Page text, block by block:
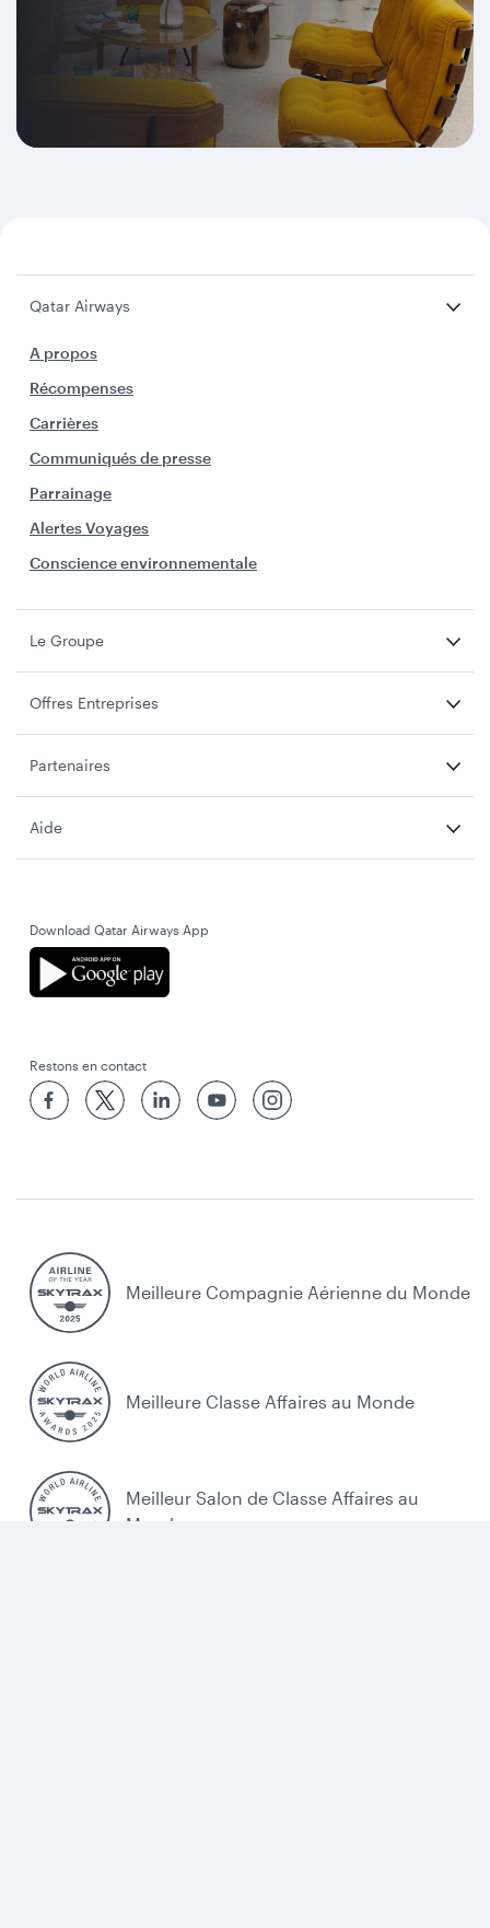
Qatar Airways
A propos
Récompenses
Carrières
Communiqués de presse
Parrainage
Alertes Voyages
Conscience environnementale
Le Groupe
Offres Entreprises
Partenaires
Aide
Download Qatar Airways App
Restons en contact
Meilleure Compagnie Aérienne du Monde
Meilleure Classe Affaires au Monde
Meilleur Salon de Classe Affaires au
Monde